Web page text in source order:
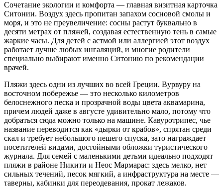
Сочетание экологии и комфорта — главная визитная карточка
Ситонии. Воздух здесь пропитан запахом сосновой смолы и
моря, и это не преувеличение: сосны растут буквально в
десяти метрах от пляжей, создавая естественную тень в самые
жаркие часы. Для детей с астмой или аллергией этот воздух
работает лучше любых ингаляций, и многие родители
специально выбирают именно Ситонию по рекомендации
врачей.
Пляжи здесь одни из лучших во всей Греции. Вурвуру на
восточном побережье — это несколько километров
белоснежного песка и прозрачной воды цвета аквамарина,
причем людей даже в августе удивительно мало, потому что
добраться сюда можно только на машине. Кавуротрипес, чье
название переводится как «дырки от крабов», спрятан среди
скал и требует небольшого пешего спуска, зато награждает
посетителей видами, достойными обложки туристического
журнала. Для семей с маленькими детьми идеально подходят
пляжи в районе Никити и Неос Мармарас: здесь мелко, нет
сильных течений, песок мягкий, а инфраструктура на месте —
таверны, кабинки для переодевания, прокат лежаков.